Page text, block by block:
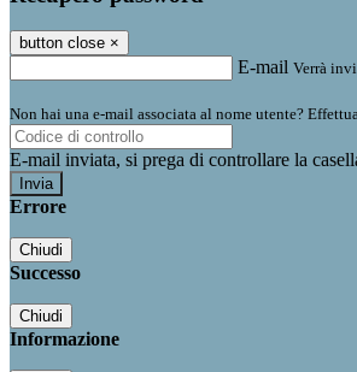
button close ×
E-mail Verrà
Non hai una e-mail associata al nome utente?
E-mail inviata, si prega di controllare la
Errore
Chiudi
Successo
Chiudi
Informazione